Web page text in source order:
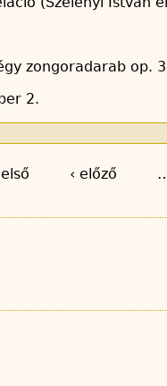
zongoradarab op.
2.
‹ előző